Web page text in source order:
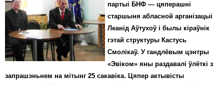
партыі БНФ — цяперашні
старшыня абласной арганізацыі
Леанід Аўтухоў і былы кіраўнік
гэтай структуры Кастусь
Смолікаў. У гандлёвым цэнтры
«Эвіком» яны раздавалі ўлёткі з
запрашэньнем на мітынг 25 сакавіка. Цяпер актывісты
Пэнітэнцыярная сыстэма
Распальваньне варожасьці
Рознае